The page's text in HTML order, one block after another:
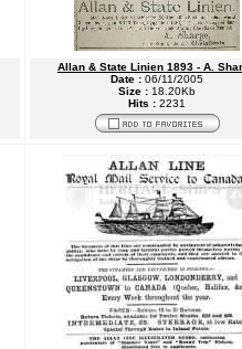
Allan & State Linien 1893 - A.
Date : 06/11/2005
Size : 18.20Kb
Hits : 2231